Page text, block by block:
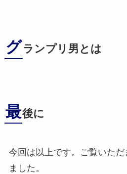
グランプリ男とは
最後に
今回は以上です。ご覧いた
ました。